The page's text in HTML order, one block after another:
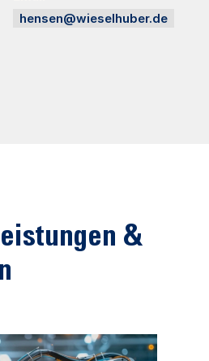
&
hensen@wieselhuber.de